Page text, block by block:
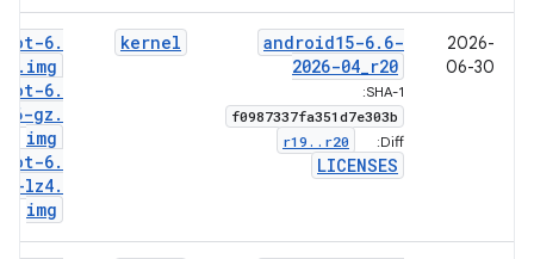
2026-
06-30
android15-6. 6-
2026-04_r20
SHA-1:
f0987337fa351d7e303b
Diff:
r19 . . r20
LICENSES
kernel
6.
. img
6.
6-gz .
img
6.
6-lz4.
img